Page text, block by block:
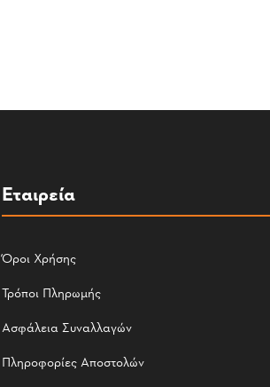
Εταιρεία
Όροι Χρήσης
Τρόποι Πληρωμής
Ασφάλεια Συναλλαγών
Πληροφορίες Αποστολών